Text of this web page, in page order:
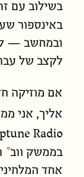
בשילוב עם
באינספור
ובמחשב —
לקצב של
אם מוזיקה
אליך, אני
Radio
בממשק ווב
אחד